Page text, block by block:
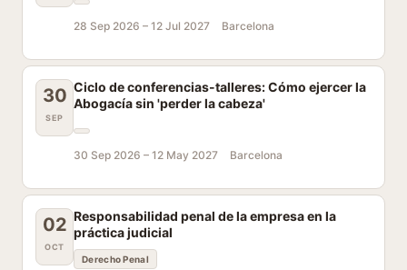
28 Sep 2026 – 12 Jul 2027 Barcelona
30
SEP
Ciclo de conferencias-talleres: Cómo ejercer la
Abogacía sin 'perder la cabeza'
30 Sep 2026 – 12 May 2027 Barcelona
02
OCT
Responsabilidad penal de la empresa en la
práctica judicial
Derecho Penal